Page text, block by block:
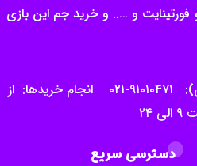
و ….. و خرید جم این بازی
پاسخگویی تلفنی (ساعات اداری): ۹۱۰۱۰۴۷۱-۰۲۱ انجام خریدها: از
۲۴
دسترسی سریع